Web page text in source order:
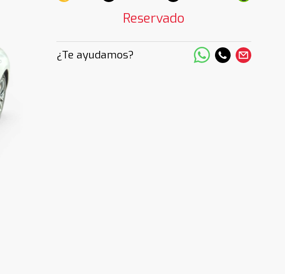
Reservado
¿Te ayudamos?